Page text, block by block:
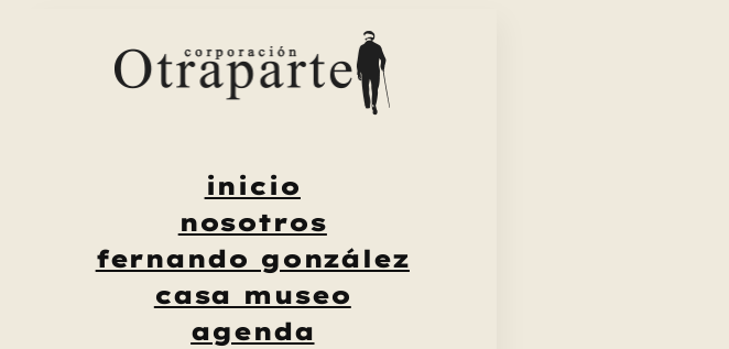
inicio
nosotros
fernando gonzález
casa museo
agenda